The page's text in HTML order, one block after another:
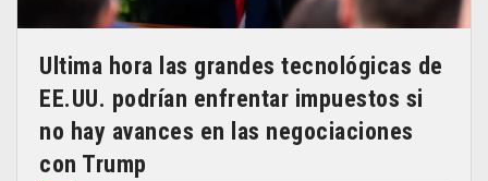
Ultima hora las grandes tecnológicas de
EE.UU. podrían enfrentar impuestos si
no hay avances en las negociaciones
con Trump